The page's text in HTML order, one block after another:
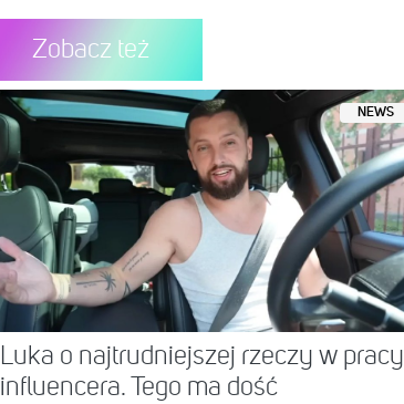
Zobacz też
NEWS
Luka o najtrudniejszej rzeczy w pracy
influencera. Tego ma dość